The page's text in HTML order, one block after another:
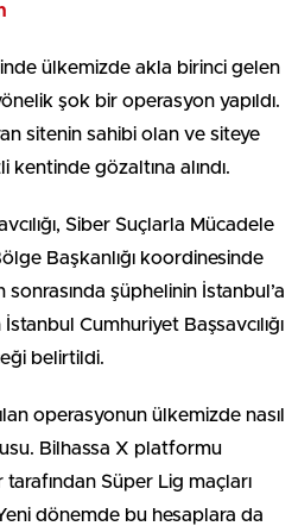
ülkemizde akla birinci gelen
şok bir operasyon yapıldı.
sitenin sahibi olan ve siteye
kentinde gözaltına alındı.
Siber Suçlarla Mücadele
Başkanlığı koordinesinde
şüphelinin İstanbul’a
Cumhuriyet Başsavcılığı
belirtildi.
operasyonun ülkemizde nasıl
Bilhassa X platformu
Süper Lig maçları
dönemde bu hesaplara da